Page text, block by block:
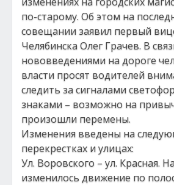
по-старому. Об этом на
совещании заявил первый
Челябинска Олег Грачев. В
нововведениями на дороге
власти просят водителей
следить за сигналами
знаками – возможно на
произошли перемены.
Изменения введены на
перекрестках и улицах:
Ул. Воровского – ул. Красная.
изменилось движение по